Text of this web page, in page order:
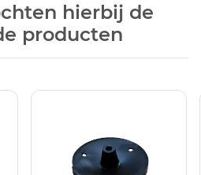
hierbij de
producten